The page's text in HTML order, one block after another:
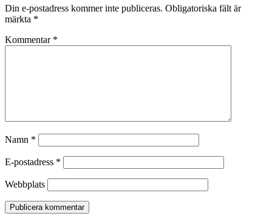
Din e-postadress kommer inte publiceras. Obligatoriska fält är
märkta *
Kommentar *
Namn *
E-postadress *
Webbplats